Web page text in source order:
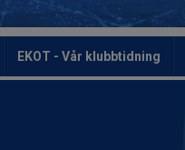
EKOT - Vår klubbtidning